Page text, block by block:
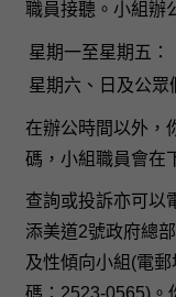
職員接聽。小組辦
星期一至星期五：
星期六、日及公眾
在辦公時間以外，
碼，小組職員會在
查詢或投訴亦可以
添美道2號政府總
及性傾向小組(電郵
碼：2523-0565)。